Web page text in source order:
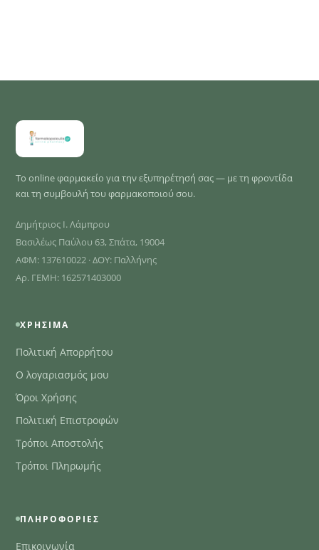
Το online φαρμακείο για την εξυπηρέτησή σας — με τη φροντίδα
και τη συμβουλή του φαρμακοποιού σου.
Δημήτριος Ι. Λάμπρου
Βασιλέως Παύλου 63, Σπάτα, 19004
ΑΦΜ: 137610022 · ΔΟΥ: Παλλήνης
Αρ. ΓΕΜΗ: 162571403000
ΧΡΉΣΙΜΑ
Πολιτική Απορρήτου
Ο λογαριασμός μου
Όροι Χρήσης
Πολιτική Επιστροφών
Τρόποι Αποστολής
Τρόποι Πληρωμής
ΠΛΗΡΟΦΟΡΊΕΣ
Επικοινωνία